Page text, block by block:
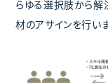
らゆる選択肢から解
材のアサインを行いま